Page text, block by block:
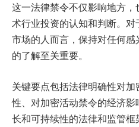
这一法律禁令不仅影响地方
术行业投资的认知和判断。
市场的人而言，保持对任何
的了解至关重要。
关键要点包括法律明确性对
性、对加密活动禁令的经济
长和可持续性的法律和监管